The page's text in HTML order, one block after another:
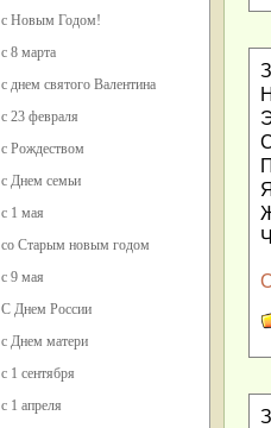
с Новым Годом!
с 8 марта
с днем святого Валентина
с 23 февраля
с Рождеством
с Днем семьи
с 1 мая
со Старым новым годом
с 9 мая
С Днем России
с Днем матери
с 1 сентября
с 1 апреля